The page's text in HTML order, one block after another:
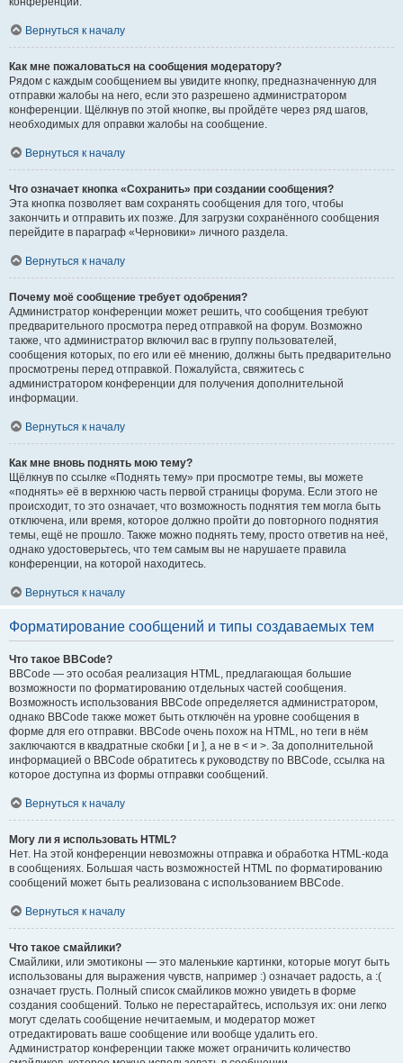
Вернуться к началу
Как мне пожаловаться на сообщения модератору?
Рядом с каждым сообщением вы увидите кнопку, предназначенную для
отправки жалобы на него, если это разрешено администратором
конференции. Щёлкнув по этой кнопке, вы пройдёте через ряд шагов,
необходимых для оправки жалобы на сообщение.
Вернуться к началу
Что означает кнопка «Сохранить» при создании сообщения?
Эта кнопка позволяет вам сохранять сообщения для того, чтобы
закончить и отправить их позже. Для загрузки сохранённого сообщения
перейдите в параграф «Черновики» личного раздела.
Вернуться к началу
Почему моё сообщение требует одобрения?
Администратор конференции может решить, что сообщения требуют
предварительного просмотра перед отправкой на форум. Возможно
также, что администратор включил вас в группу пользователей,
сообщения которых, по его или её мнению, должны быть предварительно
просмотрены перед отправкой. Пожалуйста, свяжитесь с
администратором конференции для получения дополнительной
информации.
Вернуться к началу
Как мне вновь поднять мою тему?
Щёлкнув по ссылке «Поднять тему» при просмотре темы, вы можете
«поднять» её в верхнюю часть первой страницы форума. Если этого не
происходит, то это означает, что возможность поднятия тем могла быть
отключена, или время, которое должно пройти до повторного поднятия
темы, ещё не прошло. Также можно поднять тему, просто ответив на неё,
однако удостоверьтесь, что тем самым вы не нарушаете правила
конференции, на которой находитесь.
Вернуться к началу
Форматирование сообщений и типы создаваемых тем
Что такое BBCode?
BBCode — это особая реализация HTML, предлагающая большие
возможности по форматированию отдельных частей сообщения.
Возможность использования BBCode определяется администратором,
однако BBCode также может быть отключён на уровне сообщения в
форме для его отправки. BBCode очень похож на HTML, но теги в нём
заключаются в квадратные скобки [ и ], а не в < и >. За дополнительной
информацией о BBCode обратитесь к руководству по BBCode, ссылка на
которое доступна из формы отправки сообщений.
Вернуться к началу
Могу ли я использовать HTML?
Нет. На этой конференции невозможны отправка и обработка HTML-кода
в сообщениях. Большая часть возможностей HTML по форматированию
сообщений может быть реализована с использованием BBCode.
Вернуться к началу
Что такое смайлики?
Смайлики, или эмотиконы — это маленькие картинки, которые могут быть
использованы для выражения чувств, например :) означает радость, а :(
означает грусть. Полный список смайликов можно увидеть в форме
создания сообщений. Только не перестарайтесь, используя их: они легко
могут сделать сообщение нечитаемым, и модератор может
отредактировать ваше сообщение или вообще удалить его.
Администратор конференции также может ограничить количество